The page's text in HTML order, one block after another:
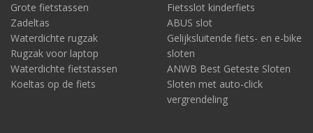
Grote fietstassen
Zadeltas
Waterdichte rugzak
Rugzak voor laptop
Waterdichte fietstassen
Koeltas op de fiets
Fietsslot kinderfiets
ABUS slot
Gelijksluitende fiets- en e-bike
sloten
ANWB Best Geteste Sloten
Sloten met auto-click
vergrendeling